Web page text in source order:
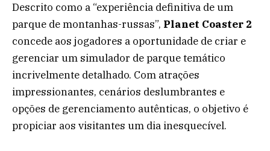
Descrito como a “experiência definitiva de um
parque de montanhas-russas”, Planet Coaster 2
concede aos jogadores a oportunidade de criar e
gerenciar um simulador de parque temático
incrivelmente detalhado. Com atrações
impressionantes, cenários deslumbrantes e
opções de gerenciamento autênticas, o objetivo é
propiciar aos visitantes um dia inesquecível.